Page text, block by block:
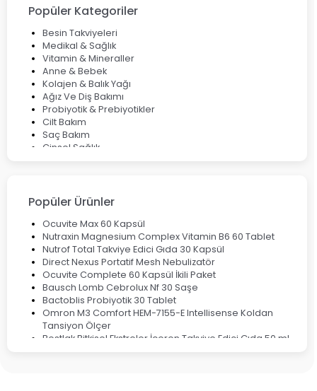
Çözüm Yolları
Bocavirüs Enfeksiyonu Hakkında Bilmeniz Gerekenler
Deep Flex Topraklama Matı Nedir? Detaylı Rehber
Mumiyo Nedir? Faydaları ve Kullanım Alanları Nelerdir?
Popüler Kategoriler
Besin Takviyeleri
Medikal & Sağlık
Vitamin & Mineraller
Anne & Bebek
Kolajen & Balık Yağı
Ağız Ve Diş Bakımı
Probiyotik & Prebiyotikler
Cilt Bakım
Saç Bakım
Cinsel Sağlık
Popüler Ürünler
Ocuvite Max 60 Kapsül
Nutraxin Magnesium Complex Vitamin B6 60 Tablet
Nutrof Total Takviye Edici Gıda 30 Kapsül
Direct Nexus Portatif Mesh Nebulizatör
Ocuvite Complete 60 Kapsül İkili Paket
Bausch Lomb Cebrolux Nf 30 Saşe
Bactoblis Probiyotik 30 Tablet
Omron M3 Comfort HEM-7155-E Intellisense Koldan
Tansiyon Ölçer
Bestlak Bitkisel Ekstreler İçeren Takviye Edici Gıda 50 ml